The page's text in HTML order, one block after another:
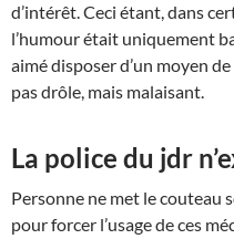
d’intérêt. Ceci étant, dans
l’humour était uniquement
aimé disposer d’un moyen
pas drôle, mais malaisant.
La police du jdr
Personne ne met le couteau
pour forcer l’usage de ces